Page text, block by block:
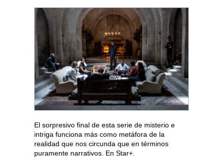
El sorpresivo final de esta serie de misterio e
intriga funciona más como metáfora de la
realidad que nos circunda que en términos
puramente narrativos. En Star+.